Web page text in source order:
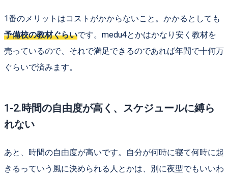
1番のメリットはコストがかからないこと。かかるとしても
予備校の教材ぐらいです。medu4とかはかなり安く教材を
売っているので、それで満足できるのであれば年間で十何万
ぐらいで済みます。
1-2.時間の自由度が高く、スケジュールに縛ら
れない
あと、時間の自由度が高いです。自分が何時に寝て何時に起
きるっていう風に決められる人とかは、別に夜型でもいいわ